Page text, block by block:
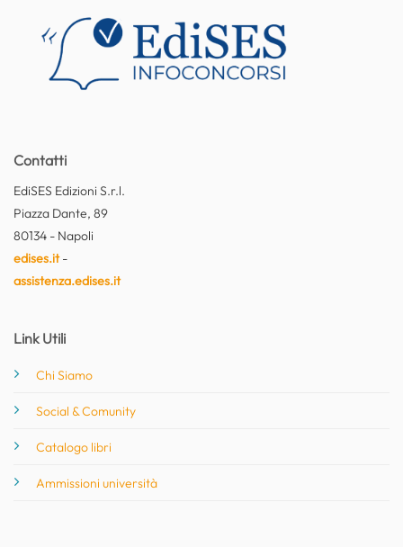
Contatti
EdiSES Edizioni S.r.l.
Piazza Dante, 89
80134 - Napoli
edises.it-
assistenza.edises.it
Link Utili
Chi Siamo
Social & Comunity
Catalogo libri
Ammissioni università